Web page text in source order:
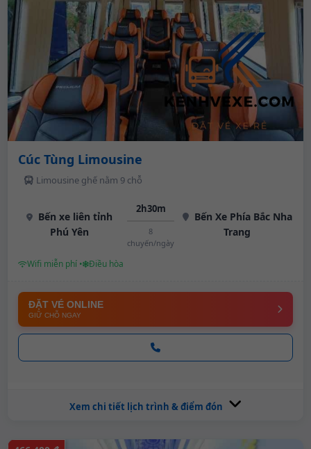
Cúc Tùng Limousine
Limousine ghế nằm 9 chỗ
Bến xe liên tỉnh
Phú Yên
2h30m
8
chuyến/ngày
Bến Xe Phía Bắc Nha
Trang
Wifi miễn phí • Điều hòa
ĐẶT VÉ ONLINE
GIỮ CHỖ NGAY
Xem chi tiết lịch trình & điểm đón